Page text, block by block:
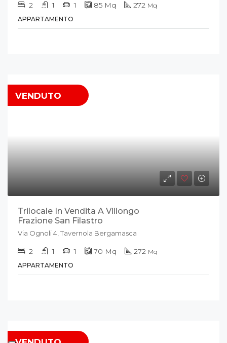
2 1 1 85 Mq 272 Mq
APPARTAMENTO
VENDUTO
Trilocale In Vendita A Villongo
Frazione San Filastro
Via Ognoli 4, Tavernola Bergamasca
2 1 1 70 Mq 272 Mq
APPARTAMENTO